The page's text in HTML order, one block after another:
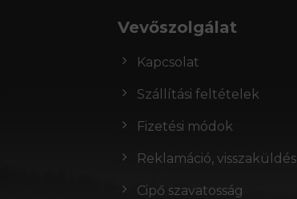
Vevőszolgálat
Kapcsolat
Szállítási feltételek
Fizetési módok
Reklamáció, visszaküldés
Cipő szavatosság